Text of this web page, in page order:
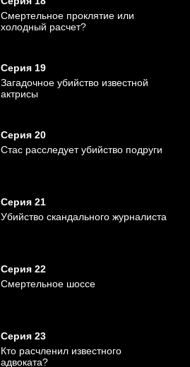
Смертельное проклятие или
холодный расчет?
Серия 19
Загадочное убийство известной
актрисы
Серия 20
Стас расследует убийство подруги
Серия 21
Убийство скандального журналиста
Серия 22
Смертельное шоссе
Серия 23
Кто расчленил известного
адвоката?